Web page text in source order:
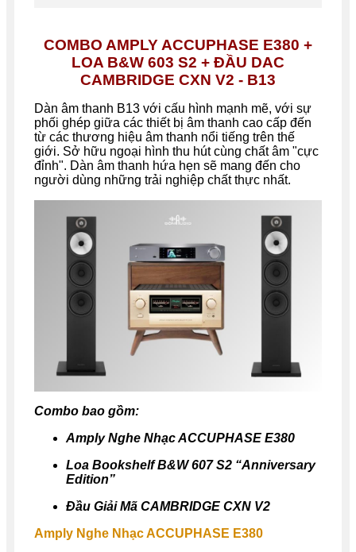
COMBO AMPLY ACCUPHASE E380 +
LOA B&W 603 S2 + ĐẦU DAC
CAMBRIDGE CXN V2 - B13
Dàn âm thanh B13 với cấu hình mạnh mẽ, với sự
phối ghép giữa các thiết bị âm thanh cao cấp đến
từ các thương hiệu âm thanh nổi tiếng trên thế
giới. Sở hữu ngoại hình thu hút cùng chất âm "cực
đỉnh". Dàn âm thanh hứa hẹn sẽ mang đến cho
người dùng những trải nghiệp chất thực nhất.
Combo bao gồm:
Amply Nghe Nhạc ACCUPHASE E380
Loa Bookshelf B&W 607 S2 “Anniversary
Edition”
Đầu Giải Mã CAMBRIDGE CXN V2
Amply Nghe Nhạc ACCUPHASE E380